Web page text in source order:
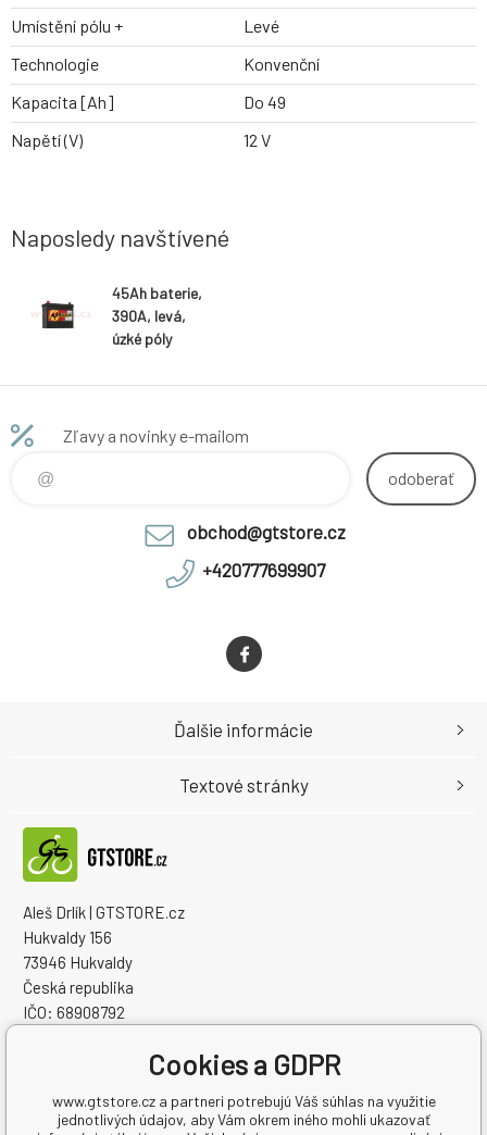
Umístění pólu +
Levé
Technologie
Konvenční
Kapacita [Ah]
Do 49
Napětí (V)
12 V
Naposledy navštívené
45Ah baterie,
390A, levá,
úzké póly
Bull
25)
Zľavy a novinky e-mailom
odoberať
obchod@gtstore.cz
+420777699907
Aleš Drlík | GTSTORE.cz
Hukvaldy 156
73946 Hukvaldy
Česká republika
IČO: 68908792
Ďalšie informácie
Textové stránky
Cookies a GDPR
www.gtstore.cz a partneri potrebujú Váš súhlas na využitie
jednotlivých údajov, aby Vám okrem iného mohli ukazovať